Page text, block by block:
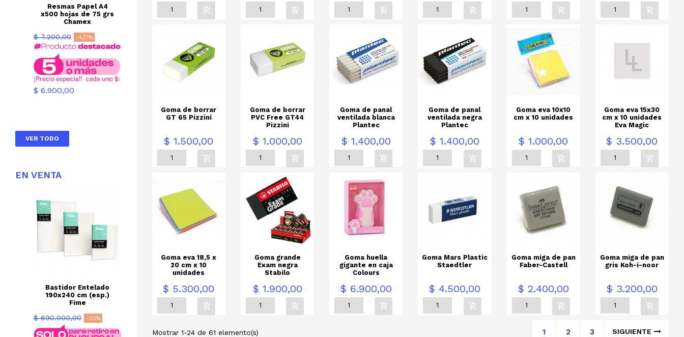
Resmas Papel A4
x500 hojas de 75 grs
Chamex
Precio
base
$ 7.200,00 -4,17%
Precio
$ 6.900,00
VER TODO
EN VENTA
Bastidor Entelado
190x240 cm (esp.)
Fime
Precio
base
$ 690.000,00 -30%
Goma de borrar
GT 65 Pizzini
Precio
$ 1.500,00
Goma de borrar
PVC Free GT44
Pizzini
Precio
$ 1.000,00
Goma de panal
ventilada blanca
Plantec
Precio
$ 1.400,00
Goma de panal
ventilada negra
Plantec
Precio
$ 1.400,00
Goma eva 10x10
cm x 10 unidades
Precio
$ 1.000,00
Goma eva 15x30
cm x 10 unidades
Eva Magic
Precio
$ 3.500,00
Goma eva 18,5 x
20 cm x 10
unidades
Precio
$ 5.300,00
Goma grande
Exam negra
Stabilo
Precio
$ 1.900,00
Goma huella
gigante en caja
Colours
Precio
$ 6.900,00
Goma Mars Plastic
Staedtler
Precio
$ 4.500,00
Goma miga de pan
Faber-Castell
Precio
$ 2.400,00
Goma miga de pan
gris Koh-i-noor
Precio
$ 3.200,00
Mostrar 1-24 de 61 elemento(s) 1 2 3 SIGUIENTE